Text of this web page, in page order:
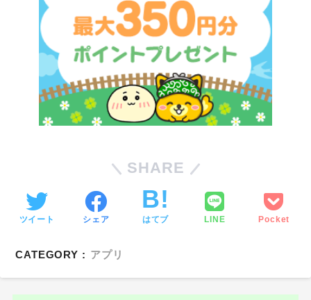
SHARE
ツイート シェア はてブ LINE Pocket
CATEGORY : アプリ